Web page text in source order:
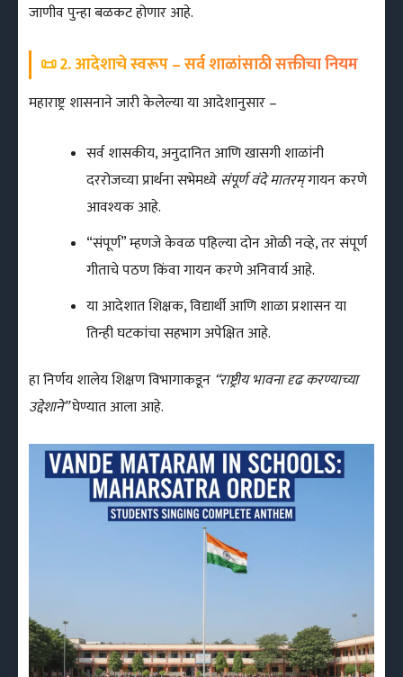
जाणीव पुन्हा बळकट होणार आहे.
📜 2. आदेशाचे स्वरूप – सर्व शाळांसाठी सक्तीचा नियम
महाराष्ट्र शासनाने जारी केलेल्या या आदेशानुसार –
सर्व शासकीय, अनुदानित आणि खासगी शाळांनी
दररोजच्या प्रार्थना सभेमध्ये संपूर्ण वंदे मातरम्गायन करणे
आवश्यक आहे.
“संपूर्ण” म्हणजे केवळ पहिल्या दोन ओळी नव्हे, तर संपूर्ण
गीताचे पठण किंवा गायन करणे अनिवार्य आहे.
या आदेशात शिक्षक, विद्यार्थी आणि शाळा प्रशासन या
तिन्ही घटकांचा सहभाग अपेक्षित आहे.
हा निर्णय शालेय शिक्षण विभागाकडून “राष्ट्रीय भावना दृढ करण्याच्या
उद्देशाने”घेण्यात आला आहे.